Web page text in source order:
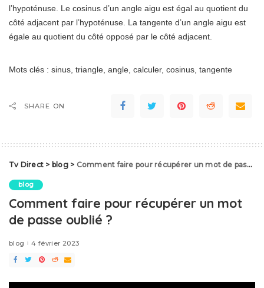
l’hypoténuse. Le cosinus d’un angle aigu est égal au quotient du
côté adjacent par l’hypoténuse. La tangente d’un angle aigu est
égale au quotient du côté opposé par le côté adjacent.
Mots clés : sinus, triangle, angle, calculer, cosinus, tangente
SHARE ON
Tv Direct > blog> Comment faire pour récupérer un mot de passe oublié ?
blog
Comment faire pour récupérer un mot
de passe oublié ?
blog 4 février 2023